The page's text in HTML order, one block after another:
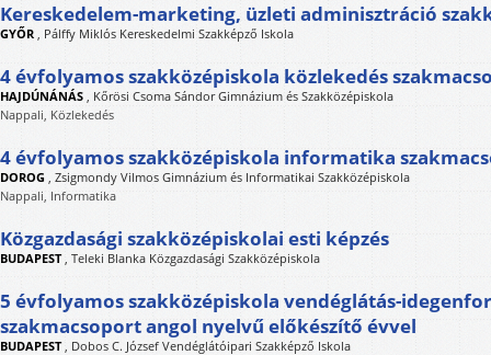
Kereskedelem-marketing, üzleti adminisztráció
GYŐR , Pálffy Miklós Kereskedelmi Szakképző Iskola
4 évfolyamos szakközépiskola közlekedés
HAJDÚNÁNÁS , Kőrösi Csoma Sándor Gimnázium és Szakközépiskola
Nappali, Közlekedés
4 évfolyamos szakközépiskola informatika
DOROG , Zsigmondy Vilmos Gimnázium és Informatikai Szakközépiskola
Nappali, Informatika
Közgazdasági szakközépiskolai esti képzés
BUDAPEST, Teleki Blanka Közgazdasági Szakközépiskola
5 évfolyamos szakközépiskola vendéglátás-
szakmacsoport angol nyelvű előkészítő évvel
BUDAPEST, Dobos C. József Vendéglátóipari Szakképző Iskola